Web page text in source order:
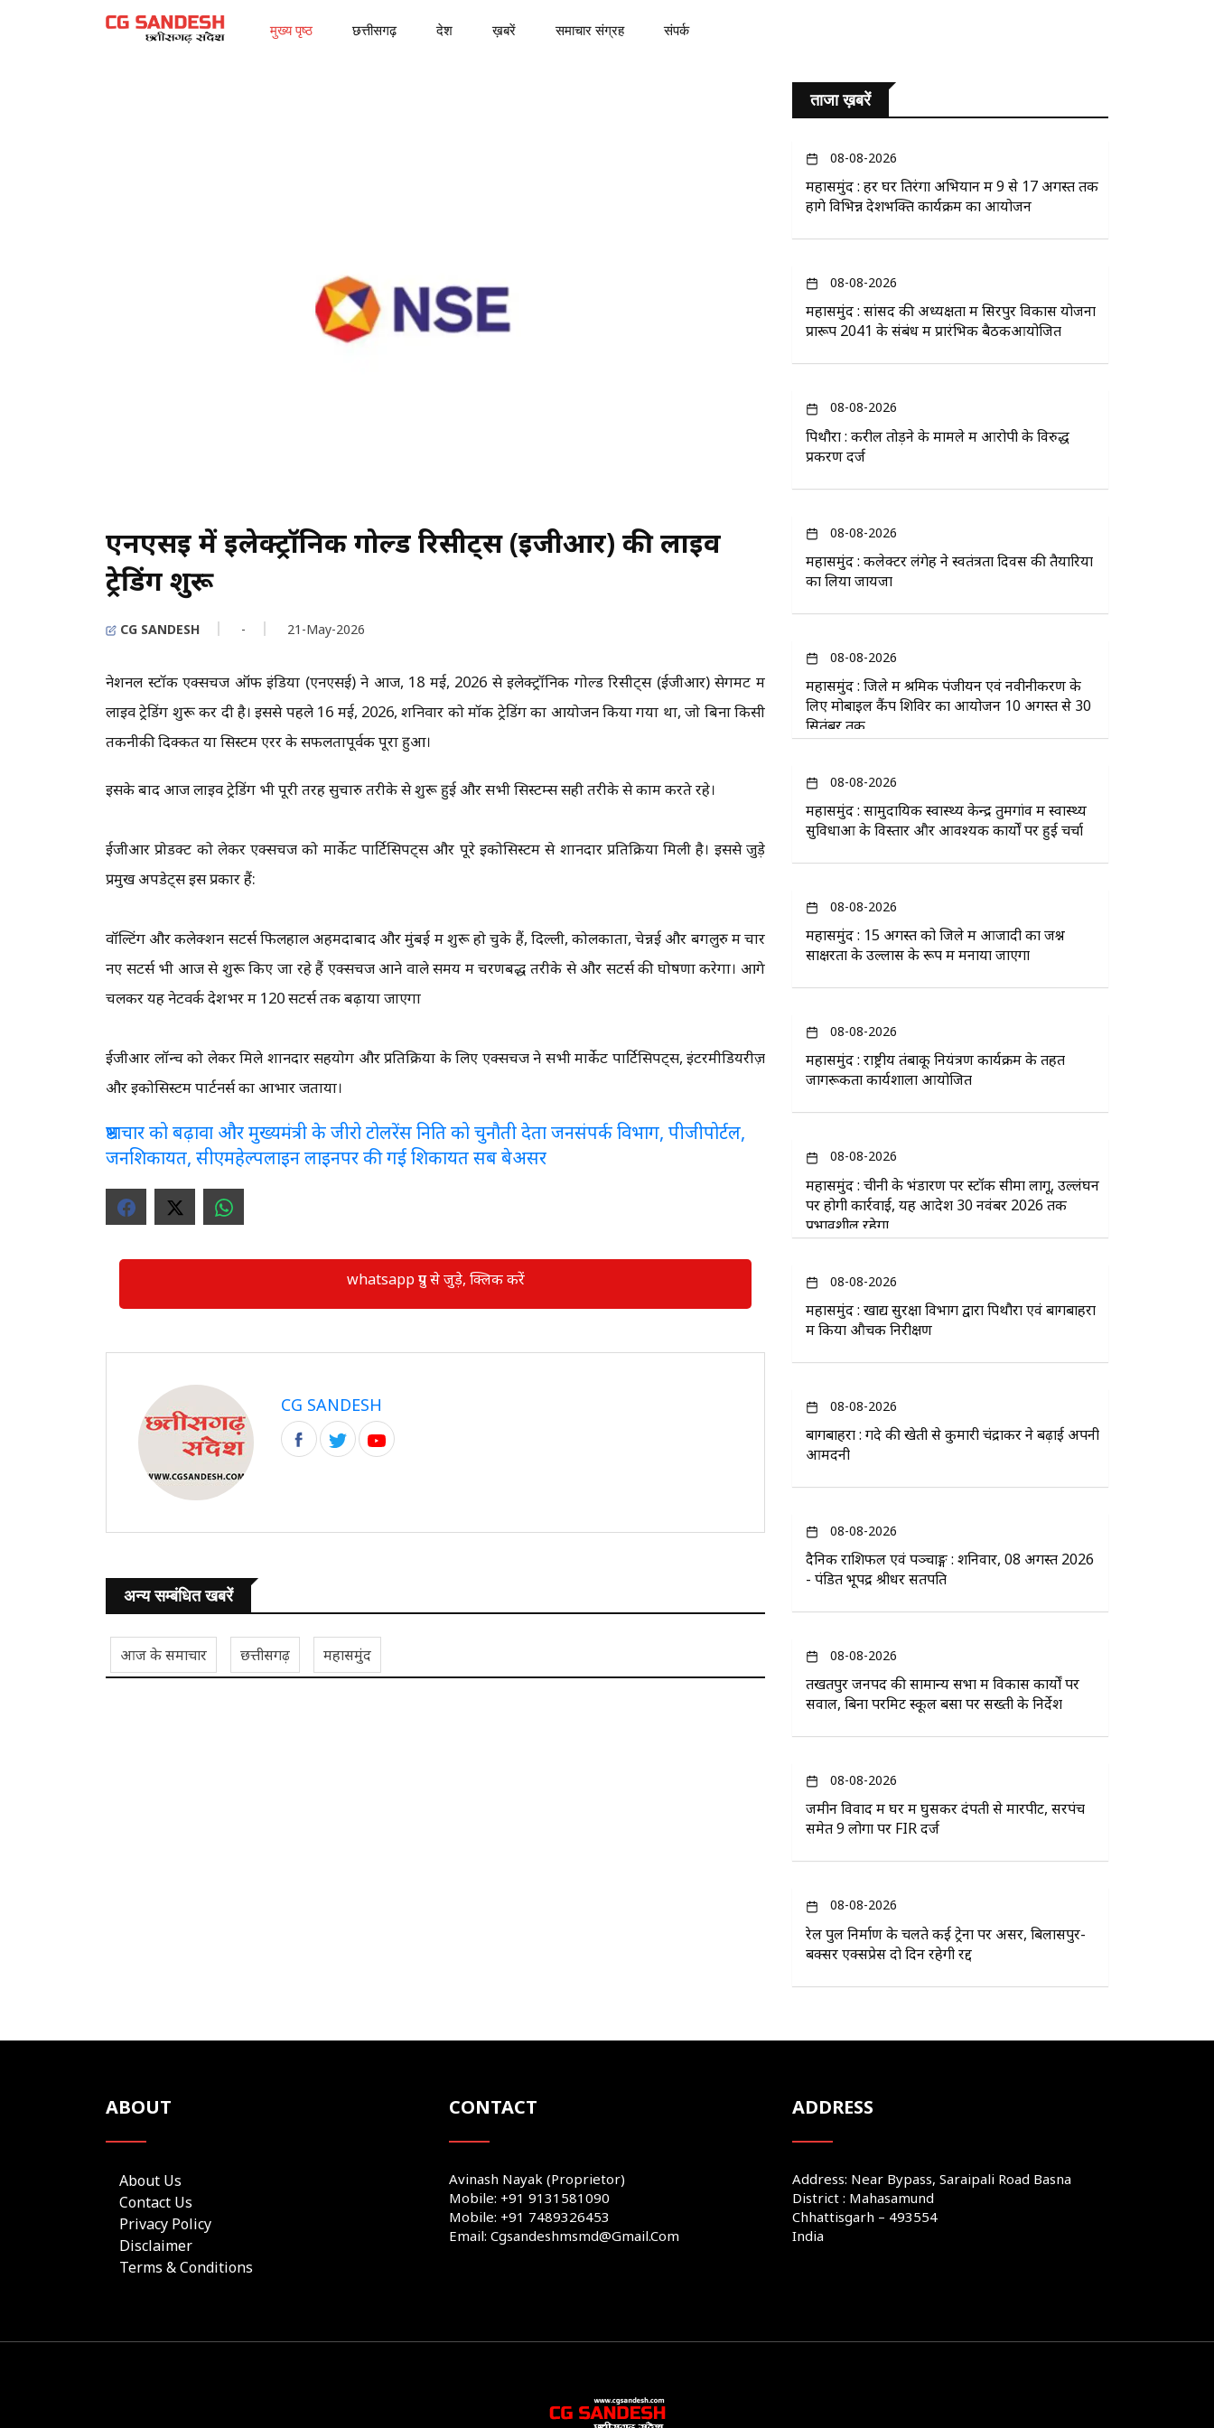
मुख्य पृष्ठ छत्तीसगढ़ देश ख़बरें समाचार संग्रह संपर्क
एनएसई में इलेक्ट्रॉनिक गोल्ड रिसीट्स (ईजीआर) की लाइव
ट्रेडिंग शुरू
CG SANDESH - 21-May-2026
नेशनल स्टॉक एक्सचेंज ऑफ इंडिया (एनएसई) ने आज, 18 मई, 2026 से इलेक्ट्रॉनिक गोल्ड रिसीट्स (ईजीआर) सेगमेंट में
लाइव ट्रेडिंग शुरू कर दी है। इससे पहले 16 मई, 2026, शनिवार को मॉक ट्रेडिंग का आयोजन किया गया था, जो बिना किसी
तकनीकी दिक्कत या सिस्टम एरर के सफलतापूर्वक पूरा हुआ।
इसके बाद आज लाइव ट्रेडिंग भी पूरी तरह सुचारु तरीके से शुरू हुई और सभी सिस्टम्स सही तरीके से काम करते रहे।
ईजीआर प्रोडक्ट को लेकर एक्सचेंज को मार्केट पार्टिसिपेंट्स और पूरे इकोसिस्टम से शानदार प्रतिक्रिया मिली है। इससे जुड़े
प्रमुख अपडेट्स इस प्रकार हैं:
वॉल्टिंग और कलेक्शन सेंटर्स फिलहाल अहमदाबाद और मुंबई में शुरू हो चुके हैं, दिल्ली, कोलकाता, चेन्नई और बेंगलुरु में चार
नए सेंटर्स भी आज से शुरू किए जा रहे हैं एक्सचेंज आने वाले समय में चरणबद्ध तरीके से और सेंटर्स की घोषणा करेगा। आगे
चलकर यह नेटवर्क देशभर में 120 सेंटर्स तक बढ़ाया जाएगा
ईजीआर लॉन्च को लेकर मिले शानदार सहयोग और प्रतिक्रिया के लिए एक्सचेंज ने सभी मार्केट पार्टिसिपेंट्स, इंटरमीडियरीज़
और इकोसिस्टम पार्टनर्स का आभार जताया।
भ्रष्टाचार को बढ़ावा और मुख्यमंत्री के जीरो टोलरेंस निति को चुनौती देता जनसंपर्क विभाग, पीजीपोर्टल,
जनशिकायत, सीएमहेल्पलाइन लाइनपर की गई शिकायत सब बेअसर
whatsapp ग्रुप से जुड़े, क्लिक करें
CG SANDESH
अन्य सम्बंधित खबरें
आज के समाचार छत्तीसगढ़ महासमुंद
ताजा ख़बरें
08-08-2026
महासमुंद : हर घर तिरंगा अभियान में 9 से 17 अगस्त तक
होंगे विभिन्न देशभक्ति कार्यक्रम का आयोजन
08-08-2026
महासमुंद : सांसद की अध्यक्षता में सिरपुर विकास योजना
प्रारूप 2041 के संबंध में प्रारंभिक बैठकआयोजित
08-08-2026
पिथौरा : करील तोड़ने के मामले में आरोपी के विरुद्ध
प्रकरण दर्ज
08-08-2026
महासमुंद : कलेक्टर लंगेह ने स्वतंत्रता दिवस की तैयारियों
का लिया जायजा
08-08-2026
महासमुंद : जिले में श्रमिक पंजीयन एवं नवीनीकरण के
लिए मोबाइल कैंप शिविर का आयोजन 10 अगस्त से 30
सितंबर तक
08-08-2026
महासमुंद : सामुदायिक स्वास्थ्य केन्द्र तुमगांव में स्वास्थ्य
सुविधाओं के विस्तार और आवश्यक कार्यों पर हुई चर्चा
08-08-2026
महासमुंद : 15 अगस्त को जिले में आजादी का जश्न
साक्षरता के उल्लास के रूप में मनाया जाएगा
08-08-2026
महासमुंद : राष्ट्रीय तंबाकू नियंत्रण कार्यक्रम के तहत
जागरूकता कार्यशाला आयोजित
08-08-2026
महासमुंद : चीनी के भंडारण पर स्टॉक सीमा लागू, उल्लंघन
पर होगी कार्रवाई, यह आदेश 30 नवंबर 2026 तक
प्रभावशील रहेगा
08-08-2026
महासमुंद : खाद्य सुरक्षा विभाग द्वारा पिथौरा एवं बागबाहरा
में किया औचक निरीक्षण
08-08-2026
बागबाहरा : गेंदे की खेती से कुमारी चंद्राकर ने बढ़ाई अपनी
आमदनी
08-08-2026
दैनिक राशिफल एवं पञ्चाङ्ग : शनिवार, 08 अगस्त 2026
- पंडित भूपेंद्र श्रीधर सतपति
08-08-2026
तखतपुर जनपद की सामान्य सभा में विकास कार्यों पर
सवाल, बिना परमिट स्कूल बसों पर सख्ती के निर्देश
08-08-2026
जमीन विवाद में घर में घुसकर दंपती से मारपीट, सरपंच
समेत 9 लोगों पर FIR दर्ज
08-08-2026
रेल पुल निर्माण के चलते कई ट्रेनों पर असर, बिलासपुर-
बक्सर एक्सप्रेस दो दिन रहेगी रद्द
ABOUT
About Us
Contact Us
Privacy Policy
Disclaimer
Terms & Conditions
CONTACT
Avinash Nayak (Proprietor)
Mobile: +91 9131581090
Mobile: +91 7489326453
Email: Cgsandeshmsmd@gmail.com
ADDRESS
Address: Near Bypass, Saraipali Road Basna
District : Mahasamund
Chhattisgarh – 493554
India